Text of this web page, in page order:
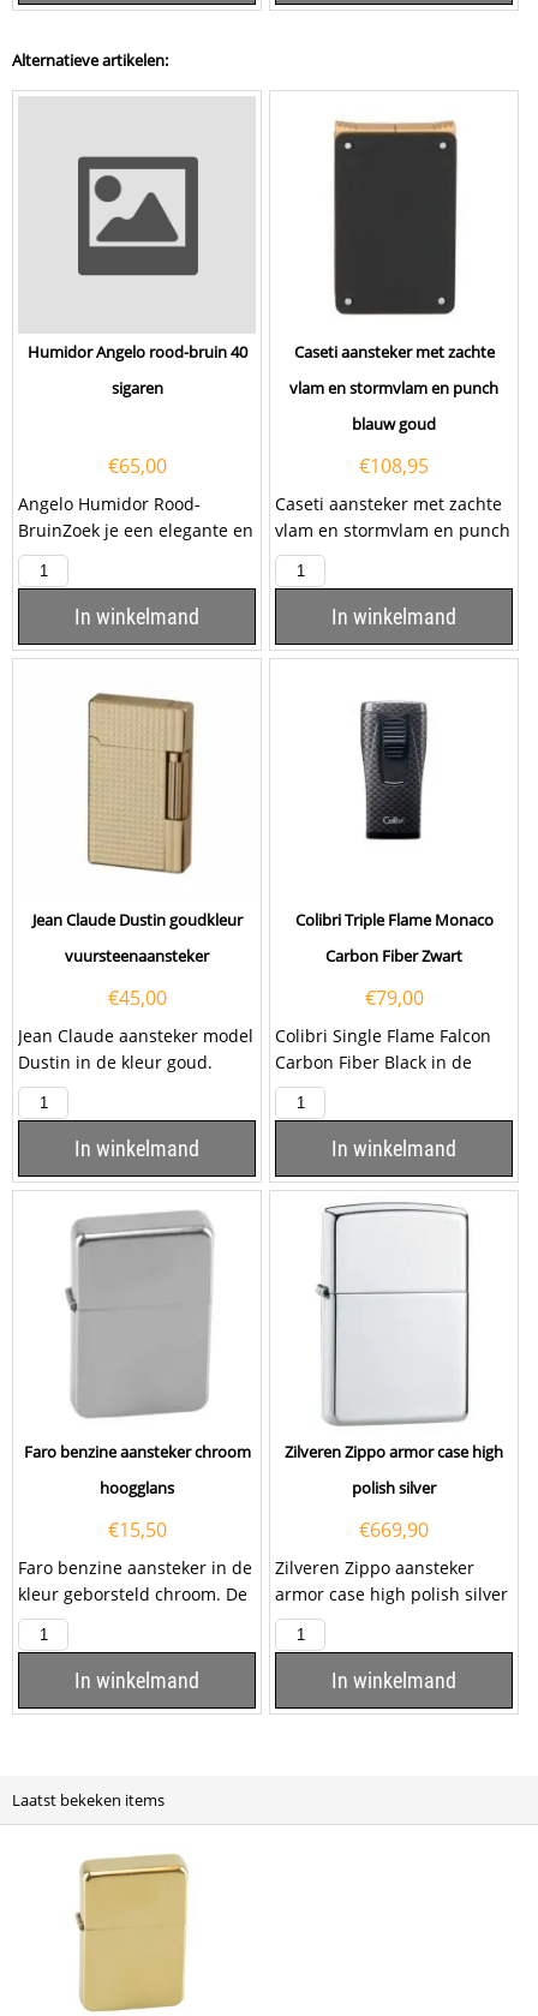
Alternatieve artikelen:
Humidor Angelo rood-bruin 40
sigaren
€65,00
Angelo Humidor Rood-
BruinZoek je een elegante en
functionele manier om je
sigaren te bewaren?...
In winkelmand
Caseti aansteker met zachte
vlam en stormvlam en punch
blauw goud
€108,95
Caseti aansteker met zachte
vlam en stormvlam en punch
blauw goud.Deze Caseti
aansteker heeft een...
In winkelmand
Jean Claude Dustin goudkleur
vuursteenaansteker
€45,00
Jean Claude aansteker model
Dustin in de kleur goud.
Deze aansteker heeft een
vuursteenontsteking...
In winkelmand
Colibri Triple Flame Monaco
Carbon Fiber Zwart
€79,00
Colibri Single Flame Falcon
Carbon Fiber Black in de
kleur zwart. Deze Colibri
aansteker heeft een...
In winkelmand
Faro benzine aansteker chroom
hoogglans
€15,50
Faro benzine aansteker in de
kleur geborsteld chroom. De
aansteker werkt op benzine
en is...
In winkelmand
Zilveren Zippo armor case high
polish silver
€669,90
Zilveren Zippo aansteker
armor case high polish silver
Deze Zippo aansteker heeft
een hoogglans...
In winkelmand
Laatst bekeken items